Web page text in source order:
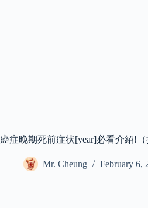
癌症晚期死前症状[year]必看介紹!（
Mr. Cheung February 6,